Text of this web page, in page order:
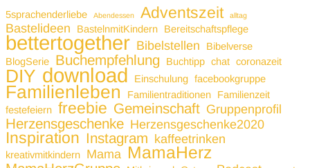
5sprachenderliebe Abendessen Adventszeit alltag
Bastelideen BastelnmitKindern Bereitschaftspflege
bettertogether Bibelstellen
Bibelverse
BlogSerie
Buchempfehlung Buchtipp chat coronazeit
DIY download Einschulung facebookgruppe
Familienleben Familientraditionen
Familienzeit
festefeiern freebie Gemeinschaft Gruppenprofil
Herzensgeschenke Herzensgeschenke2020
Inspiration Instagram kaffeetrinken
kreativmitkindern Mama MamaHerz